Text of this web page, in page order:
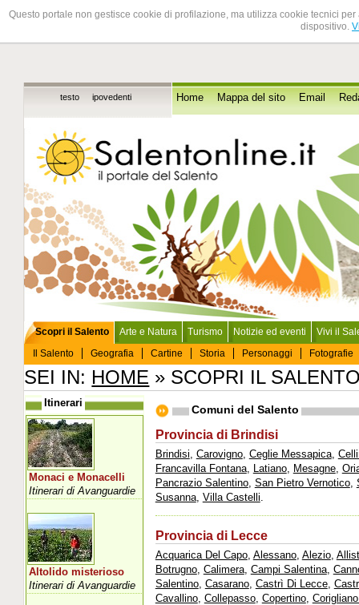
Questo portale non gestisce cookie di profilazione, ma utilizza cookie tecnici
dispositivo.
testo ipovedenti Home Mappa del sito Email
Scopri il Salento
Il Salento
Geografia Cartine Storia Personaggi Fotografie
Arte e Natura Turismo Notizie ed eventi Vivi il
SEI IN: HOME » SCOPRI IL
Comuni del Salento
Provincia di Brindisi
Brindisi Carovigno, Ceglie Messapica,
Francavilla Fontana, Latiano, Mesagne,
Pancrazio Salentino, San Pietro Vernotico,
Susanna, Villa Castelli
Provincia di Lecce
Acquarica Del Capo, Alessano, Alezio,
Botrugno, Calimera, Campi Salentina,
Salentino, Casarano, Castrì Di Lecce,
Cavallino, Collepasso, Copertino,
Itinerari
Monaci e Monacelli
Itinerari di Avanguardie
Altolido misterioso
Itinerari di Avanguardie